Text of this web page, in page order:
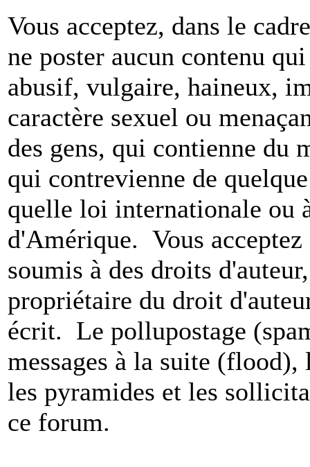
Vous acceptez, dans le
ne poster aucun contenu
abusif, vulgaire, haineux,
caractère sexuel ou
des gens, qui contienne du
qui contrevienne de
quelle loi internationale ou
d'Amérique. Vous
soumis à des droits
propriétaire du droit
écrit. Le pollupostage
messages à la suite
les pyramides et les
ce forum.